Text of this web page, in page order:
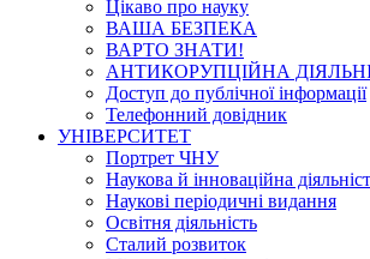
Цікаво про науку
ВАША БЕЗПЕКА
ВАРТО ЗНАТИ!
АНТИКОРУПЦІЙНА
Доступ до публічної інформації
Телефонний довідник
УНІВЕРСИТЕТ
Портрет ЧНУ
Наукова й інноваційна
Наукові періодичні видання
Освітня діяльність
Сталий розвиток